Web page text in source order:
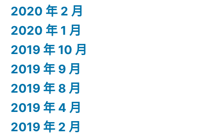
2020 年 2 月
2020 年 1 月
2019 年 10 月
2019 年 9 月
2019 年 8 月
2019 年 4 月
2019 年 2 月